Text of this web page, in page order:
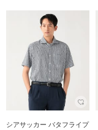
シアサッカー バタフライプ